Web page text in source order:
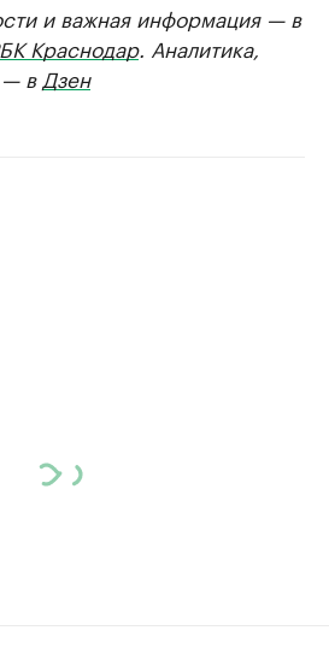
и важная информация — в
Краснодар. Аналитика,
— в Дзен